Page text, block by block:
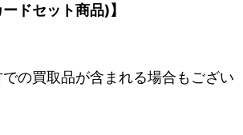
ドセット商品)】
の買取品が含まれる場合もござい